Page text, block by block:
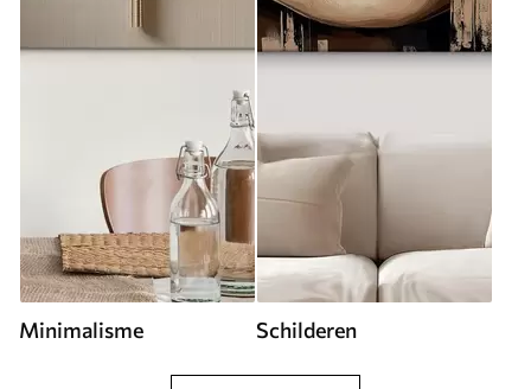
Minimalisme Schilderen